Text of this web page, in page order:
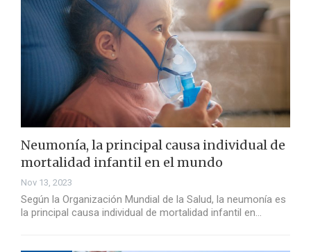
Neumonía, la principal causa individual de
mortalidad infantil en el mundo
Nov 13, 2023
Según la Organización Mundial de la Salud, la neumonía es
la principal causa individual de mortalidad infantil en…